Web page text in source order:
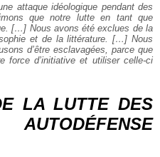
attaque idéologique pendant des
que notre lutte en tant que
[…] Nous avons été exclues de la
et de la littérature. […] Nous
d’être esclavagées, parce que
force d’initiative et utiliser celle-ci
LA LUTTE DES